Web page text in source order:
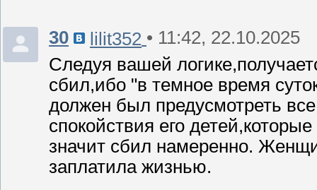
30 lilit352 • 11:42, 22.10.2025
Следуя вашей
сбил,ибо "в темное время
должен был предусмотреть
спокойствия его
значит сбил намеренно.
заплатила жизнью.